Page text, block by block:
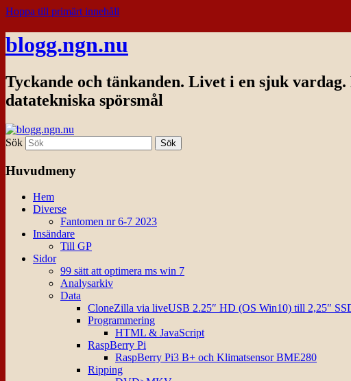
Hoppa till primärt innehåll
blogg.ngn.nu
Tyckande och tänkanden. Livet i en sjuk
datatekniska spörsmål
Sök
Huvudmeny
Hem
Diverse
Fantomen nr 6-7 2023
Insändare
Till GP
Sidor
99 sätt att optimera ms win 7
Analysarkiv
Data
CloneZilla via liveUSB 2.25″ HD (OS Win10) till 2,25″
Programmering
HTML & JavaScript
RaspBerry Pi
RaspBerry Pi3 B+ och Klimatsensor BME280
Ripping